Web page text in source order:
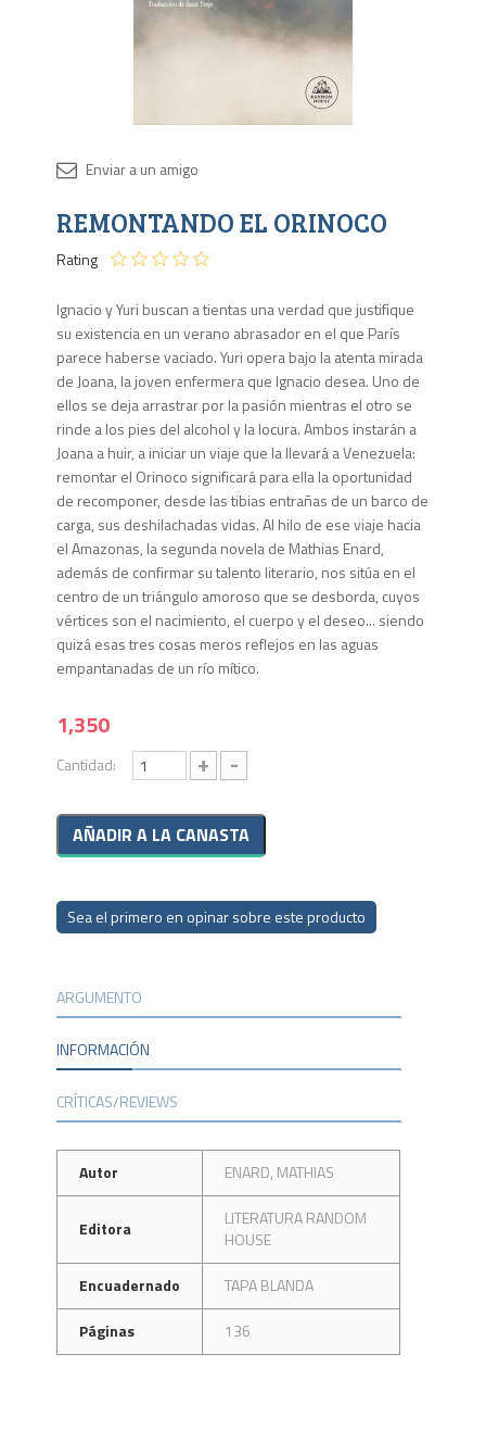
REMONTANDO EL ORINOCO
Rating
Ignacio y Yuri buscan a tientas una verdad que justifique
su existencia en un verano abrasador en el que París
parece haberse vaciado. Yuri opera bajo la atenta mirada
de Joana, la joven enfermera que Ignacio desea. Uno de
ellos se deja arrastrar por la pasión mientras el otro se
rinde a los pies del alcohol y la locura. Ambos instarán a
Joana a huir, a iniciar un viaje que la llevará a Venezuela:
remontar el Orinoco significará para ella la oportunidad
de recomponer, desde las tibias entrañas de un barco de
carga, sus deshilachadas vidas. Al hilo de ese viaje hacia
el Amazonas, la segunda novela de Mathias Enard,
además de confirmar su talento literario, nos sitúa en el
centro de un triángulo amoroso que se desborda, cuyos
vértices son el nacimiento, el cuerpo y el deseo... siendo
quizá esas tres cosas meros reflejos en las aguas
empantanadas de un río mítico.
1,350
Cantidad: + -
Sea el primero en opinar sobre este producto
ARGUMENTO
INFORMACIÓN
CRÍTICAS/REVIEWS
Autor ENARD, MATHIAS
Editora
LITERATURA RANDOM
HOUSE
Encuadernado
TAPA BLANDA
Páginas
136